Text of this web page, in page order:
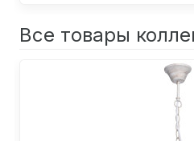
Все товары